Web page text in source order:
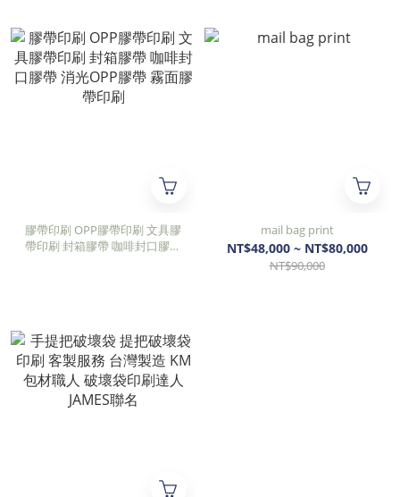
膠帶印刷 OPP膠帶印刷 文具膠
帶印刷 封箱膠帶 咖啡封口膠帶
mail bag print
NT$48,000 ~ NT$80,000
NT$90,000